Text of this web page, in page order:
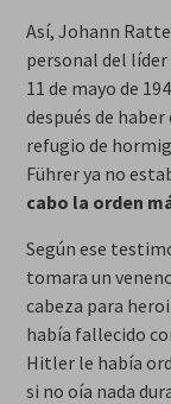
Así, Johann
personal del
11 de mayo de
después de
refugio de
Führer ya no
cabo la orden
Según ese
tomara un
cabeza para
había fallecido
Hitler le había
si no oía nada